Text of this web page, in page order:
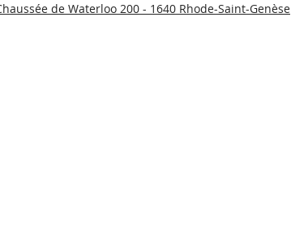
de Waterloo 200 - 1640 Rhode-Saint-Genèse